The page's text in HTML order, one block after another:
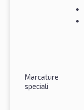
Marcature
speciali